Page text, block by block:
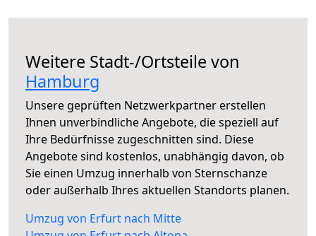
Weitere Stadt-/Ortsteile von
Hamburg
Unsere geprüften Netzwerkpartner erstellen
Ihnen unverbindliche Angebote, die speziell auf
Ihre Bedürfnisse zugeschnitten sind. Diese
Angebote sind kostenlos, unabhängig davon, ob
Sie einen Umzug innerhalb von Sternschanze
oder außerhalb Ihres aktuellen Standorts planen.
Umzug von Erfurt nach Mitte